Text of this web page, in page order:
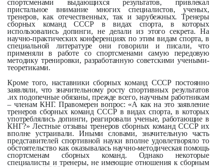
спортсменами выдающихся результатов, привлекал
пристальное внимание многих специалистов, ученых,
тренеров, как отечественных, так и зарубежных. Тренеры
сборных команд СССР в видах спорта, в которых
использовались допинги, не делали из этого секрета. На
научно-практических конференциях по этим видам спорта, в
специальной литературе они говорили и писали, что
применяли в работе со спортсменами самую передовую
методику тренировки, разработанную советскими учеными-
теоретиками.
Кроме того, наставники сборных команд СССР постоянно
заявляли, что значительному росту спортивных результатов
.их подопечные обязаны, прежде всего, научным работникам
– членам КНГ. Правомерен вопрос: «А как на это заявление
тренеров сборных команд СССР в видах спорта, в которых
употреблялись допинги, реагировали ученые, работающие в
КНГ?» Лестные отзывы тренеров сборных команд СССР их
вполне устраивали. Иными словами, значительную часть
представителей спортивной науки вполне удовлетворяло то
обстоятельство как оказывалась научно-методическая помощь
спортсменам сборных команд. Однако некоторые
специалисты и тренеры, не имеющие отношения к сборным